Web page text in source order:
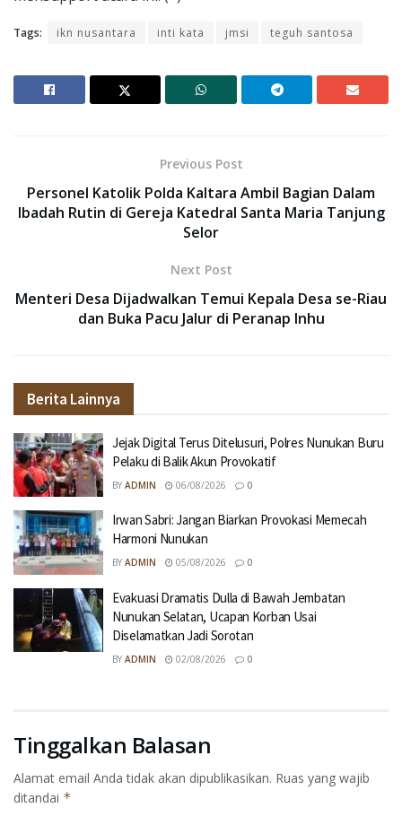
Tags: ikn nusantara inti kata jmsi teguh santosa
Previous Post
Personel Katolik Polda Kaltara Ambil Bagian Dalam
Ibadah Rutin di Gereja Katedral Santa Maria Tanjung
Selor
Next Post
Menteri Desa Dijadwalkan Temui Kepala Desa se-Riau
dan Buka Pacu Jalur di Peranap Inhu
Berita Lainnya
Jejak Digital Terus Ditelusuri, Polres Nunukan Buru
Pelaku di Balik Akun Provokatif
BY ADMIN 06/08/2026 0
Irwan Sabri: Jangan Biarkan Provokasi Memecah
Harmoni Nunukan
BY ADMIN 05/08/2026 0
Evakuasi Dramatis Dulla di Bawah Jembatan
Nunukan Selatan, Ucapan Korban Usai
Diselamatkan Jadi Sorotan
BY ADMIN 02/08/2026 0
Tinggalkan Balasan
Alamat email Anda tidak akan dipublikasikan. Ruas yang wajib
ditandai *